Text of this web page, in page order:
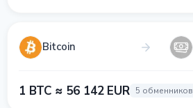
Bitcoin
1 BTC ≈ 56 142 EUR 5 обменников